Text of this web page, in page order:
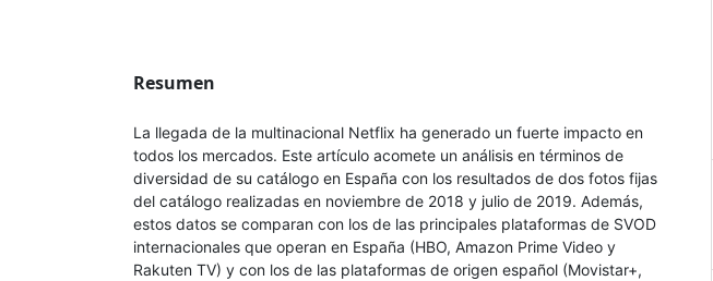
Resumen
La llegada de la multinacional Netflix ha generado un fuerte impacto en
todos los mercados. Este artículo acomete un análisis en términos de
diversidad de su catálogo en España con los resultados de dos fotos fijas
del catálogo realizadas en noviembre de 2018 y julio de 2019. Además,
estos datos se comparan con los de las principales plataformas de SVOD
internacionales que operan en España (HBO, Amazon Prime Video y
Rakuten TV) y con los de las plataformas de origen español (Movistar+,